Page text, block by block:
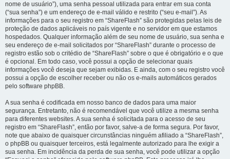
nome de usuário”), uma senha pessoal utilizada para entrar em sua conta
(“sua senha”) e um endereço de e-mail válido e restrito (“seu e-mail”). As
informações para o seu registro em “ShareFlash” são protegidas pelas leis de
proteção de dados aplicáveis no país vigente e no servidor em que estamos
hospedados. Qualquer informação além de seu nome de usuário, sua senha e
seu endereço de e-mail solicitados por “ShareFlash” durante o processo de
registro estão sob o critédio de “ShareFlash” sobre o que é obrigatório e o que
é opcional. Em todo caso, você possui a opção de selecionar quais
informações você deseja que sejam exibidas. E ainda, com o seu registro você
possui a opção de escolher receber ou não os e-mails automáticos gerados
pelo software phpBB.
A sua senha é codificada em nosso banco de dados para uma maior
segurança. Entretanto, não é recomendável que você utilize a mesma senha
para diferentes websites. A sua senha é solicitada para o acesso de seu
registro em “ShareFlash”, então por favor, salve-a de forma segura. Por favor,
note que abaixo de quaisquer circunstâncias ninguém afiliado a “ShareFlash”,
o phpBB ou quaisquer terceiros, está legalmente autorizado para lhe exigir a
sua senha. Em incidência da perda de sua senha, você pode utilizar a opção